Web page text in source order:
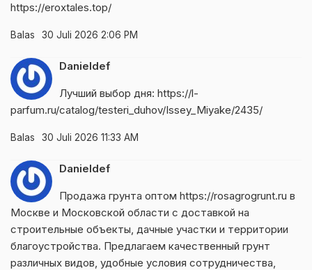
https://eroxtales.top/
Balas 30 Juli 2026 2:06 PM
Danieldef
Лучший выбор дня: https://l-
parfum.ru/catalog/testeri_duhov/Issey_Miyake/2435/
Balas 30 Juli 2026 11:33 AM
Danieldef
Продажа грунта оптом https://rosagrogrunt.ru в
Москве и Московской области с доставкой на
строительные объекты, дачные участки и территории
благоустройства. Предлагаем качественный грунт
различных видов, удобные условия сотрудничества,